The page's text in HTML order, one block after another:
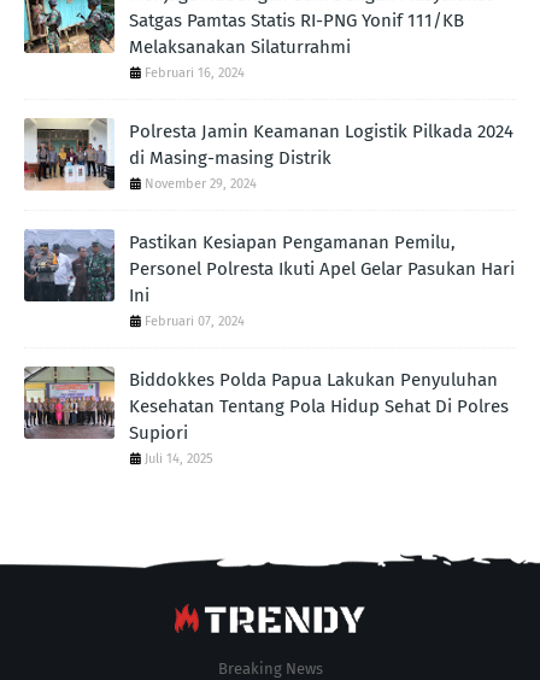
Satgas Pamtas Statis RI-PNG Yonif 111/KB
Melaksanakan Silaturrahmi
Februari 16, 2024
Polresta Jamin Keamanan Logistik Pilkada 2024
di Masing-masing Distrik
November 29, 2024
Pastikan Kesiapan Pengamanan Pemilu,
Personel Polresta Ikuti Apel Gelar Pasukan Hari
Ini
Februari 07, 2024
Biddokkes Polda Papua Lakukan Penyuluhan
Kesehatan Tentang Pola Hidup Sehat Di Polres
Supiori
Juli 14, 2025
Breaking News